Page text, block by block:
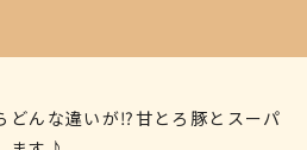
どんな違いが⁉甘とろ豚とスーパ